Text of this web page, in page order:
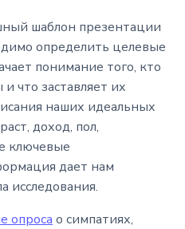
шаблон презентации
определить целевые
понимание того, кто
что заставляет их
наших идеальных
доход, пол,
ключевые
дает нам
исследования.
опроса о симпатиях,